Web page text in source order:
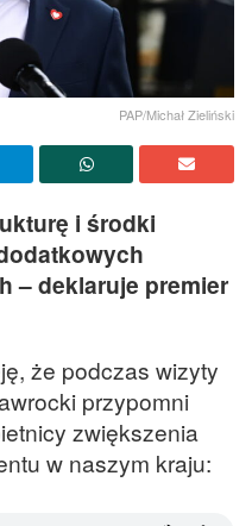
PAP/Michał Zieliński
i środki
– deklaruje premier
że podczas wizyty
przypomni
zwiększenia
w naszym kraju: